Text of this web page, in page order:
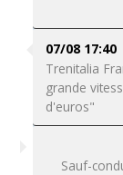
07/08 17:40
Trenitalia
grande
d'euros"
Sauf-